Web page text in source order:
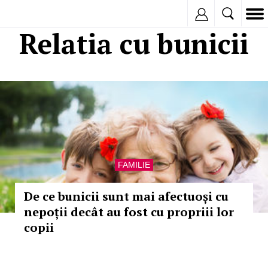
Relatia cu bunicii
FAMILIE
De ce bunicii sunt mai afectuoși cu
nepoții decât au fost cu propriii lor
copii